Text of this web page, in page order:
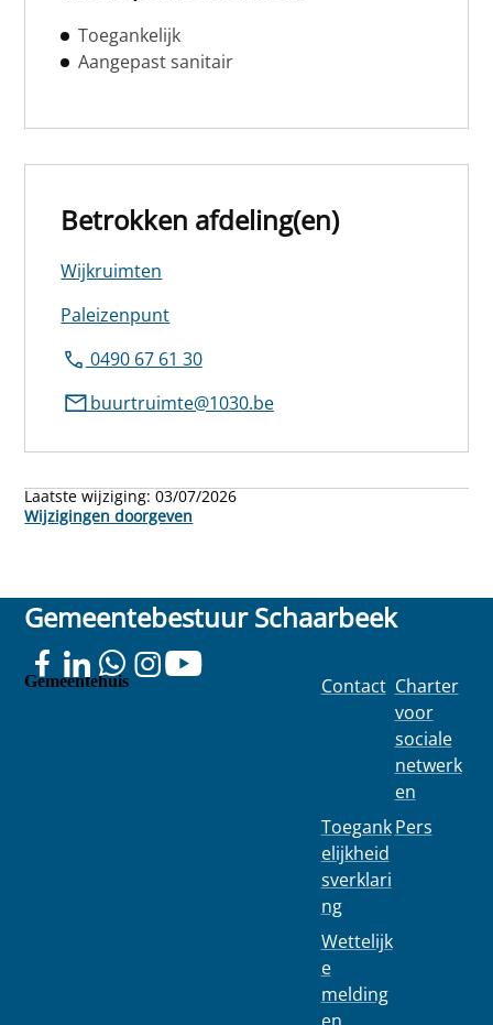
Toegankelijk
Aangepast sanitair
Betrokken afdeling(en)
Wijkruimten
Paleizenpunt
0490 67 61 30
buurtruimte@1030.be
Laatste wijziging:03/07/2026
Wijzigingen doorgeven
Gemeentebestuur Schaarbeek
Gemeentehuis Contact
Toegank
elijkheid
sverklari
ng
Wettelijk
e
melding
Charter
voor
sociale
netwerk
en
Pers